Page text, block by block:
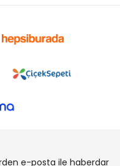
e-posta ile haberdar